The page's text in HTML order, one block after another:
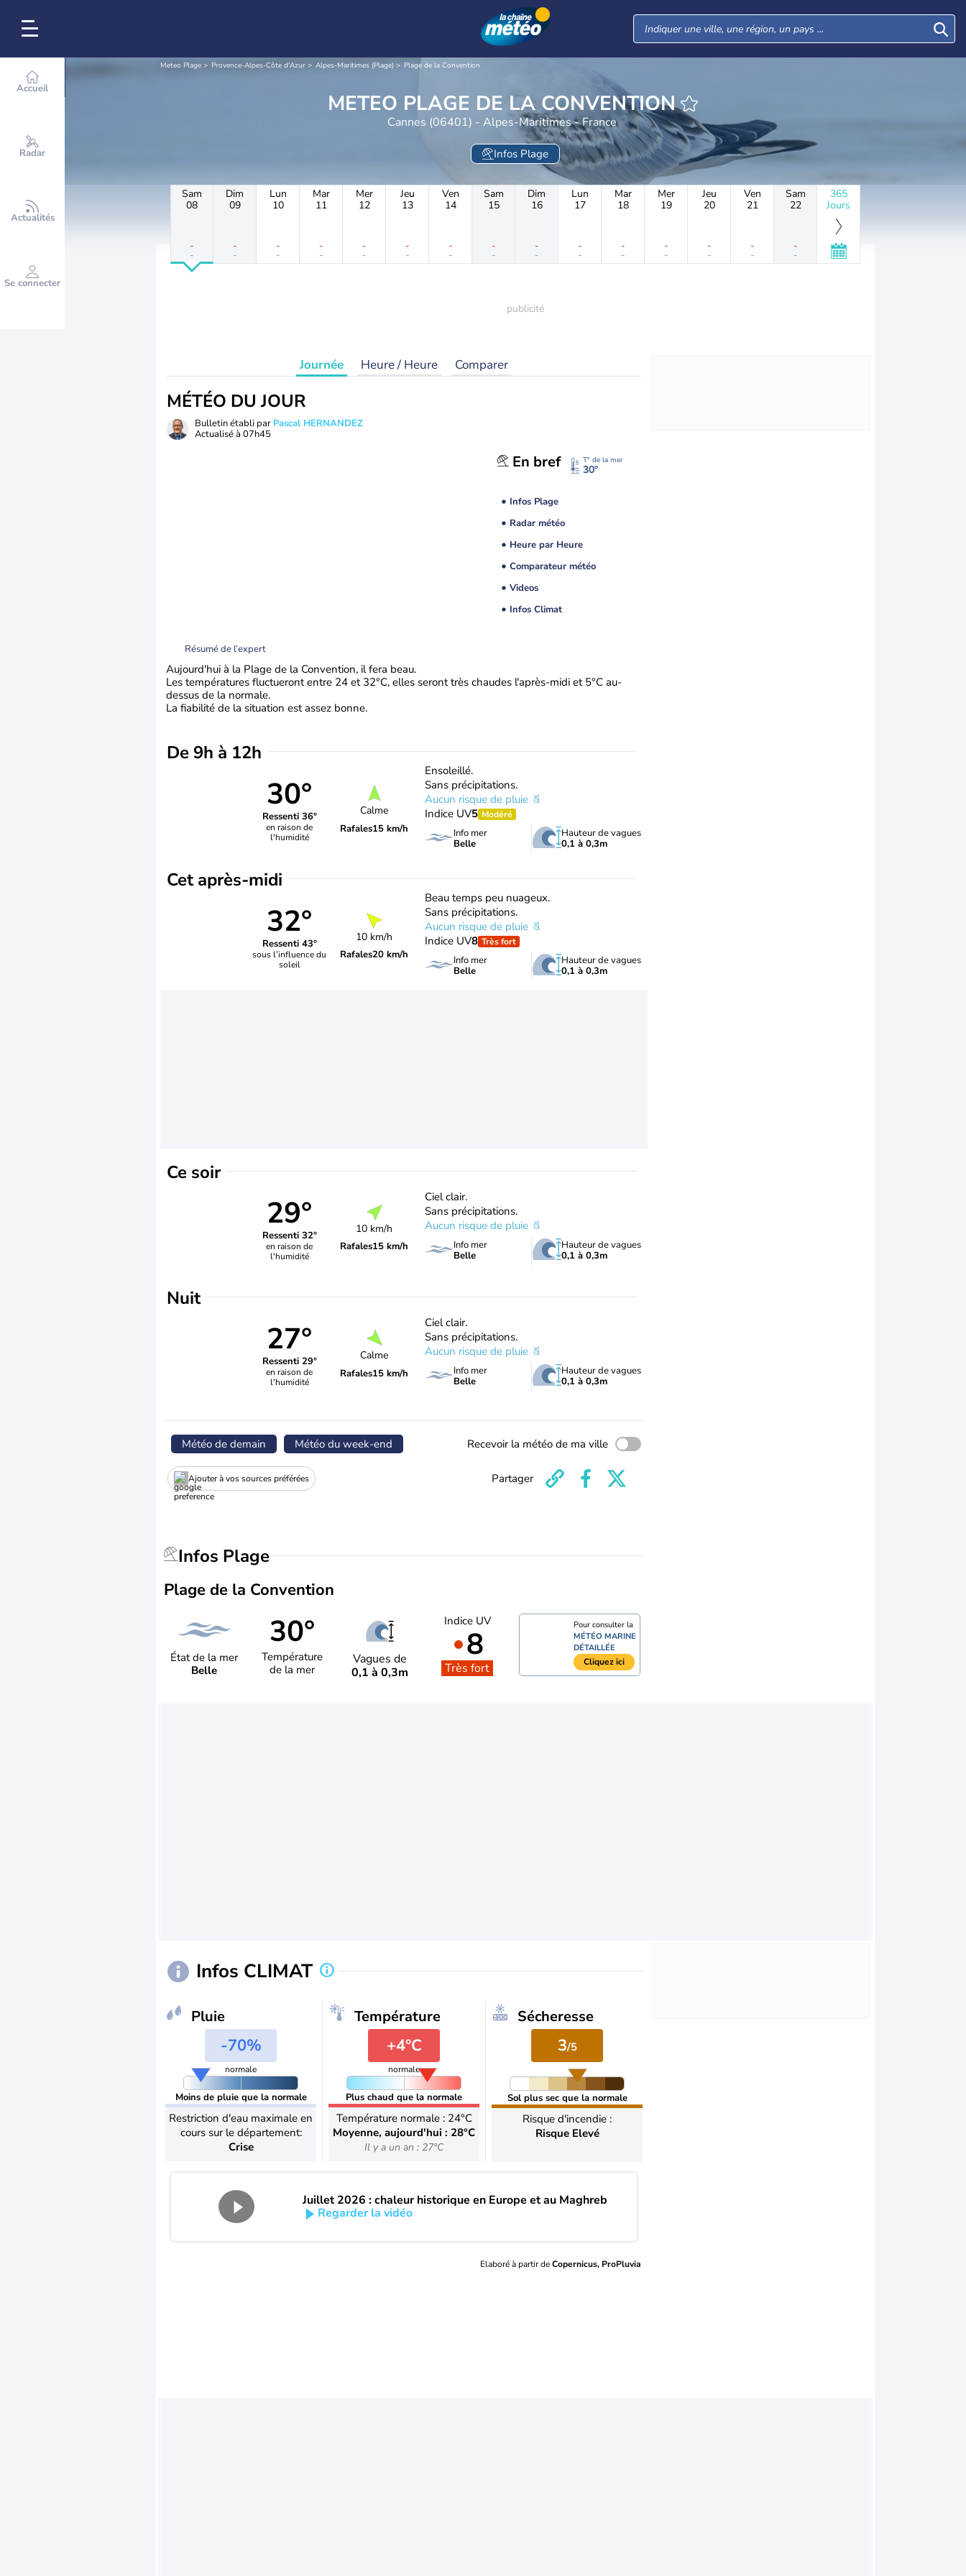
Accueil
Radar
Actualités
Se connecter
Meteo Plage Provence-Alpes-Côte d'Azur Alpes-Maritimes (Plage) Plage de la Convention
METEO PLAGE DE LA CONVENTION
Cannes (06401) - Alpes-Maritimes - France
Infos Plage
Sam
08
-
-
Dim
09
-
-
Lun
10
-
-
Mar
11
-
-
Mer
12
-
-
Jeu
13
-
-
Ven
14
-
-
Sam
15
-
-
Dim
16
-
-
Lun
17
-
-
Mar
18
-
-
Mer
19
-
-
Jeu
20
-
-
Ven
21
-
-
Sam
22
-
-
365
Jours
Journée Heure / Heure Comparer
MÉTÉO DU JOUR
Bulletin établi par Pascal HERNANDEZ
Actualisé à 07h45
En bref T° de la mer
30°
Infos Plage
Radar météo
Heure par Heure
Comparateur météo
Videos
Infos Climat
Résumé de l’expert
Aujourd'hui à la Plage de la Convention, il fera beau.
Les températures fluctueront entre 24 et 32°C, elles seront très chaudes l'après-midi et 5°C au-
dessus de la normale.
La fiabilité de la situation est assez bonne.
De 9h à 12h
30°
Ressenti 36°
en raison de
l'humidité
Calme
Rafales15 km/h
Ensoleillé.
Sans précipitations.
Aucun risque de pluie
Indice UV5 Modéré
Info mer
Belle
Hauteur de vagues
0,1 à 0,3m
Cet après-midi
32°
Ressenti 43°
sous l’influence du
soleil
10 km/h
Rafales20 km/h
Beau temps peu nuageux.
Sans précipitations.
Aucun risque de pluie
Indice UV8 Très fort
Info mer
Belle
Hauteur de vagues
0,1 à 0,3m
Ce soir
29°
Ressenti 32°
en raison de
l'humidité
10 km/h
Rafales15 km/h
Ciel clair.
Sans précipitations.
Aucun risque de pluie
Info mer
Belle
Hauteur de vagues
0,1 à 0,3m
Nuit
27°
Ressenti 29°
en raison de
l'humidité
Calme
Rafales15 km/h
Ciel clair.
Sans précipitations.
Aucun risque de pluie
Info mer
Belle
Hauteur de vagues
0,1 à 0,3m
Météo de demain Météo du week-end Recevoir la météo de ma ville
Ajouter à vos sources préférées Partager
Infos Plage
Plage de la Convention
État de la mer
Belle
30°
Température
de la mer
Vagues de
0,1 à 0,3m
Indice UV
8
Très fort
Pour consulter la
MÉTÉO MARINE
DÉTAILLÉE
Cliquez ici
Infos CLIMAT
Pluie
-70%
normale
Moins de pluie que la normale
Restriction d'eau maximale en
cours sur le département:
Crise
Température
+4°C
normale
Plus chaud que la normale
Température normale : 24°C
Moyenne, aujourd'hui : 28°C
Il y a un an : 27°C
Sécheresse
3/5
Sol plus sec que la normale
Risque d'incendie :
Risque Elevé
Juillet 2026 : chaleur historique en Europe et au Maghreb
Regarder la vidéo
Elaboré à partir deCopernicus, ProPluvia